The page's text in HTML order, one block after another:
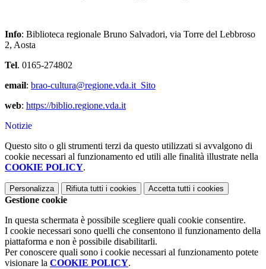
Info: Biblioteca regionale Bruno Salvadori, via Torre del Lebbroso
2, Aosta
Tel. 0165-274802
email: brao-cultura@regione.vda.it Sito
web: https://biblio.regione.vda.it
Notizie
Questo sito o gli strumenti terzi da questo utilizzati si avvalgono di
cookie necessari al funzionamento ed utili alle finalità illustrate nella
COOKIE POLICY.
Personalizza Rifiuta tutti i cookies Accetta tutti i cookies
Gestione cookie
In questa schermata è possibile scegliere quali cookie consentire.
I cookie necessari sono quelli che consentono il funzionamento della
piattaforma e non è possibile disabilitarli.
Per conoscere quali sono i cookie necessari al funzionamento potete
visionare la COOKIE POLICY.